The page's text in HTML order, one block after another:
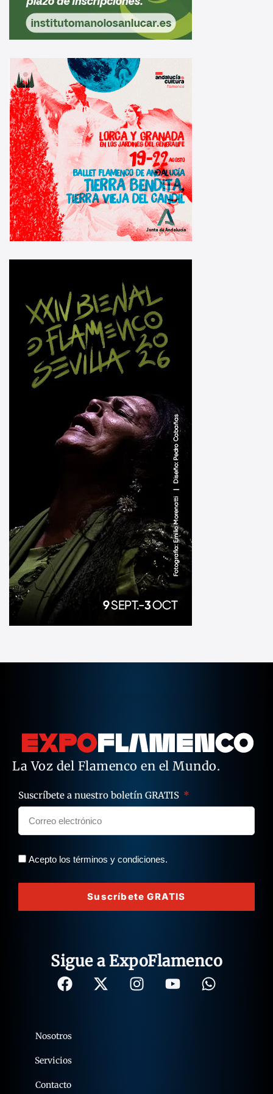
La Voz del Flamenco en el Mundo.
Suscríbete a nuestro boletín GRATIS
Acepto los términos y condiciones.
Suscríbete GRATIS
Sigue a ExpoFlamenco
Nosotros
Servicios
Contacto